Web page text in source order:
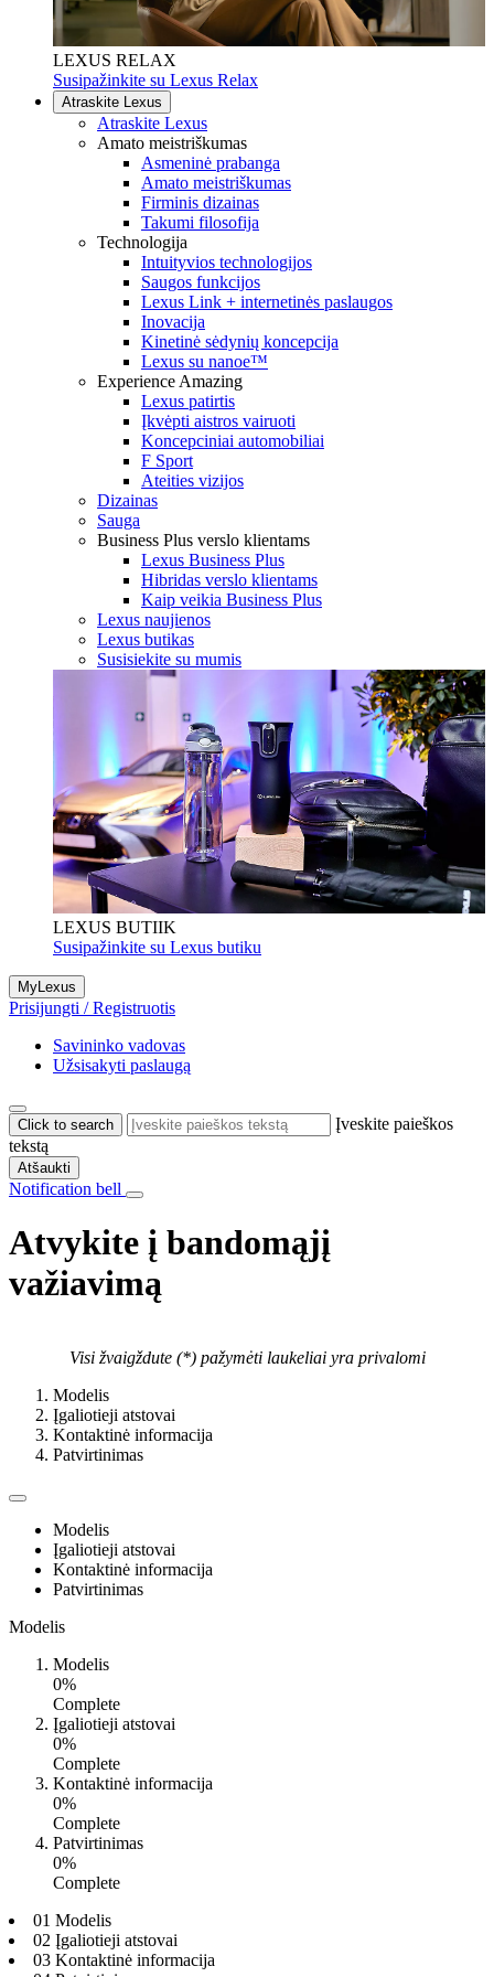
LEXUS RELAX
Susipažinkite su Lexus Relax
Atraskite Lexus
Atraskite Lexus
Amato meistriškumas
Asmeninė prabanga
Amato meistriškumas
Firminis dizainas
Takumi filosofija
Technologija
Intuityvios technologijos
Saugos funkcijos
Lexus Link + internetinės paslaugos
Inovacija
Kinetinė sėdynių koncepcija
Lexus su nanoe™
Experience Amazing
Lexus patirtis
Įkvėpti aistros vairuoti
Koncepciniai automobiliai
F Sport
Ateities vizijos
Dizainas
Sauga
Business Plus verslo klientams
Lexus Business Plus
Hibridas verslo klientams
Kaip veikia Business Plus
Lexus naujienos
Lexus butikas
Susisiekite su mumis
LEXUS BUTIIK
Susipažinkite su Lexus butiku
MyLexus
Prisijungti / Registruotis
Savininko vadovas
Užsisakyti paslaugą
Click to search
Įveskite paieškos
tekstą
Atšaukti
Notification bell
Atvykite į bandomąjį
važiavimą
Visi žvaigždute (*) pažymėti laukeliai yra privalomi
Modelis
Įgaliotieji atstovai
Kontaktinė informacija
Patvirtinimas
Modelis
Įgaliotieji atstovai
Kontaktinė informacija
Patvirtinimas
Modelis
Modelis
0%
Complete
Įgaliotieji atstovai
0%
Complete
Kontaktinė informacija
0%
Complete
Patvirtinimas
0%
Complete
01 Modelis
02 Įgaliotieji atstovai
03 Kontaktinė informacija